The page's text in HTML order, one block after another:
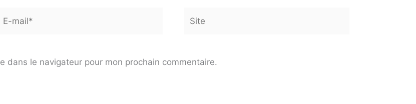
dans le navigateur pour mon prochain commentaire.